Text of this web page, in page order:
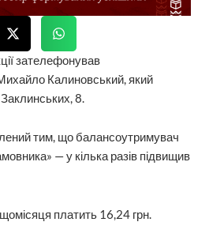
зателефонував
Калиновський, який
8.
тим, що балансоутримувач
— у кілька разів підвищив
платить 16,24 грн.